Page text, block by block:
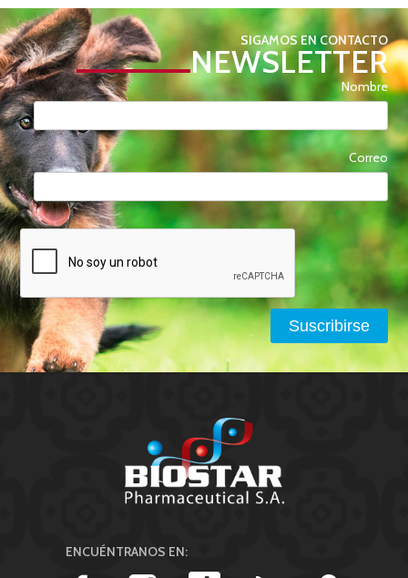
SIGAMOS EN CONTACTO
NEWSLETTER
Nombre
Correo
ENCUÉNTRANOS EN: